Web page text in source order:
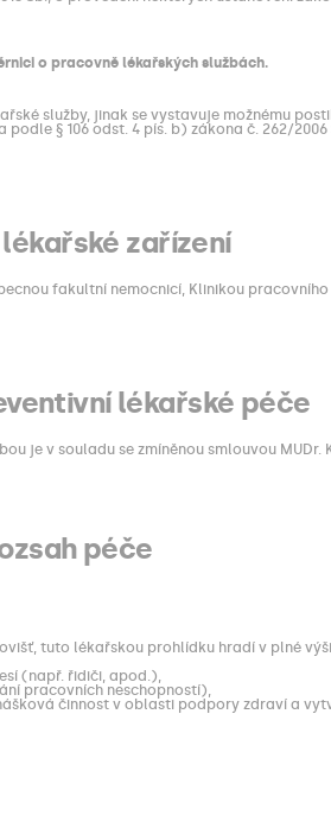
o pracovně lékařských službách.
služby, jinak se vystavuje možnému
§ 106 odst. 4 pís. b) zákona č. 262/
lékařské zařízení
fakultní nemocnicí, Klinikou pracovního
lékařské péče
je v souladu se zmíněnou smlouvou
péče
tuto lékařskou prohlídku hradí v plné
(např. řidiči, apod.),
pracovních neschopností),
činnost v oblasti podpory zdraví a